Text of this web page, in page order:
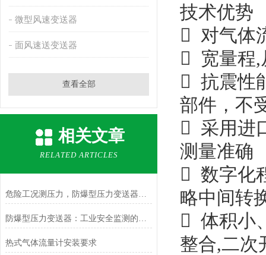
微型风速变送器
面风速送变送器
查看全部
相关文章
RELATED ARTICLES
危险工况测压力，防爆型压力变送器更安心
防爆型压力变送器：工业安全监测的设备
热式气体流量计安装要求
技术优势
 对气体
 宽量程,
 抗震性
部件，不
 采用进
测量准确
 数字化
略中间转
 体积小
整合,二次